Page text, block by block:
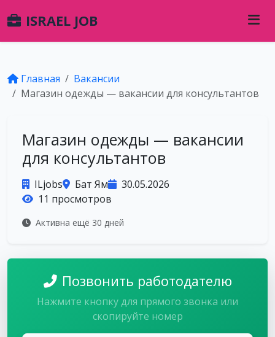
ISRAEL JOB
Главная
Вакансии
Магазин одежды — вакансии для консультантов
Магазин одежды — вакансии
для консультантов
ILjobs Бат Ям
30.05.2026
11 просмотров
Активна ещё 30 дней
Позвонить работодателю
Нажмите кнопку для прямого звонка или
скопируйте номер